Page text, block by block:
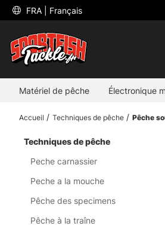
FRA | Français
Matériel de pêche Électronique
Accueil Techniques de pêche Pêche
Techniques de pêche
Peche carnassier
Peche a la mouche
Pêche des specimens
Pêche à la traîne